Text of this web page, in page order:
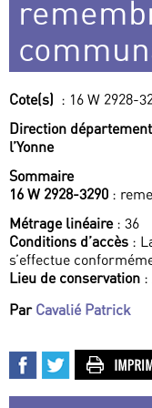
Cote(s) : 16 W 2928-
Direction
l’Yonne
Sommaire
16 W 2928-3290 :
Métrage linéaire: 36
Conditions d’accès :
s’effectue
Lieu de conservation :
Par Cavalié Patrick